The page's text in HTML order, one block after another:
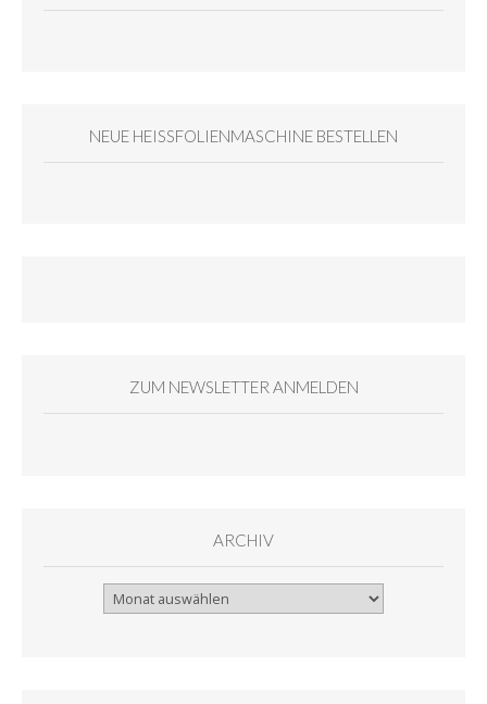
NEUE HEISSFOLIENMASCHINE BESTELLEN
ZUM NEWSLETTER ANMELDEN
ARCHIV
Archiv